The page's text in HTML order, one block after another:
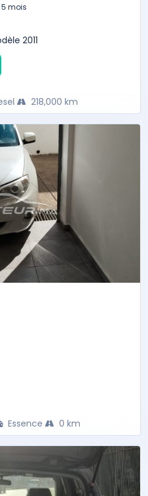
mois
2011
218,000 km
Essence 0 km